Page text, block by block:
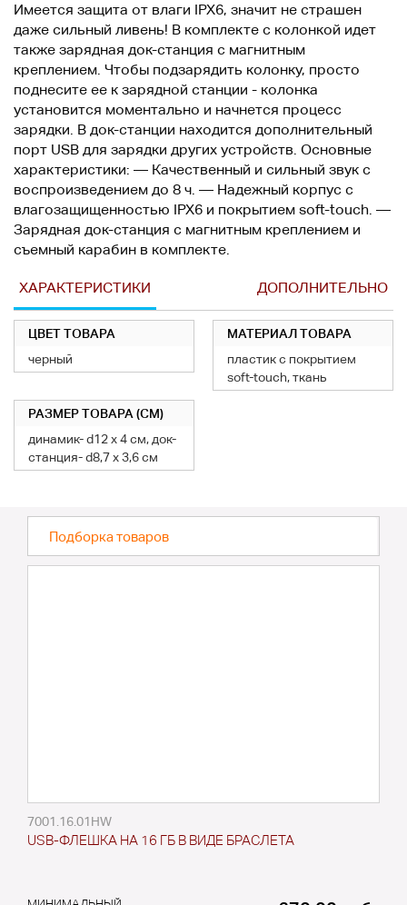
Имеется защита от влаги IPX6, значит не страшен
даже сильный ливень! В комплекте с колонкой идет
также зарядная док-станция с магнитным
креплением. Чтобы подзарядить колонку, просто
поднесите ее к зарядной станции - колонка
установится моментально и начнется процесс
зарядки. В док-станции находится дополнительный
порт USB для зарядки других устройств. Основные
характеристики: — Качественный и сильный звук с
воспроизведением до 8 ч. — Надежный корпус с
влагозащищенностью IPX6 и покрытием soft-touch. —
Зарядная док-станция с магнитным креплением и
съемный карабин в комплекте.
ХАРАКТЕРИСТИКИ ДОПОЛНИТЕЛЬНО
ЦВЕТ ТОВАРА
черный
МАТЕРИАЛ ТОВАРА
пластик с покрытием
soft-touch, ткань
РАЗМЕР ТОВАРА (СМ)
динамик- d12 х 4 см, док-
станция- d8,7 х 3,6 см
Подборка товаров
7001.16.01HW
USB-ФЛЕШКА НА 16 ГБ В ВИДЕ БРАСЛЕТА